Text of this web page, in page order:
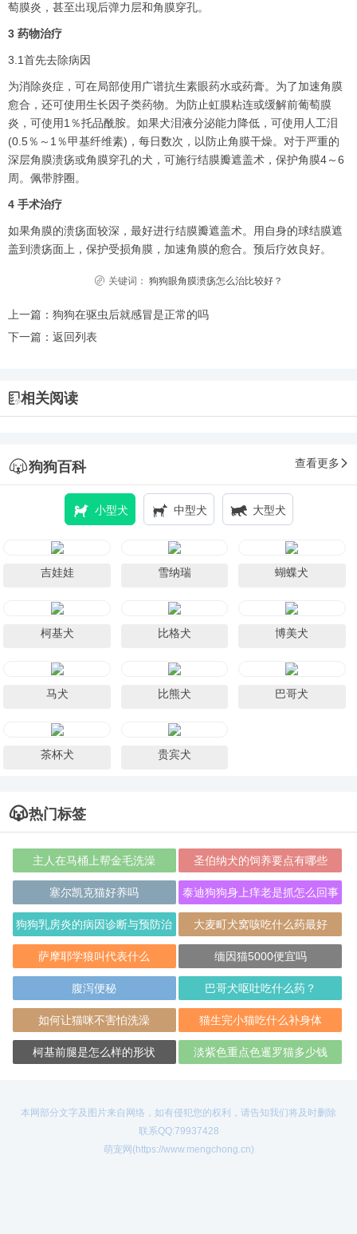
萄膜炎，甚至出现后弹力层和角膜穿孔。
3 药物治疗
3.1首先去除病因
为消除炎症，可在局部使用广谱抗生素眼药水或药膏。为了加速角膜
愈合，还可使用生长因子类药物。为防止虹膜粘连或缓解前葡萄膜
炎，可使用1％托品酰胺。如果犬泪液分泌能力降低，可使用人工泪
(0.5％～1％甲基纤维素)，每日数次，以防止角膜干燥。对于严重的
深层角膜溃疡或角膜穿孔的犬，可施行结膜瓣遮盖术，保护角膜4～6
周。佩带脖圈。
4 手术治疗
如果角膜的溃疡面较深，最好进行结膜瓣遮盖术。用自身的球结膜遮
盖到溃疡面上，保护受损角膜，加速角膜的愈合。预后疗效良好。
关键词： 狗狗眼角膜溃疡怎么治比较好？
上一篇： 狗狗在驱虫后就感冒是正常的吗
下一篇： 返回列表
相关阅读
狗狗百科 查看更多
小型犬 中型犬 大型犬
吉娃娃 雪纳瑞 蝴蝶犬
柯基犬 比格犬 博美犬
马犬 比熊犬 巴哥犬
茶杯犬 贵宾犬
热门标签
主人在马桶上帮金毛洗澡 圣伯纳犬的饲养要点有哪些
塞尔凯克猫好养吗 泰迪狗狗身上痒老是抓怎么回事
狗狗乳房炎的病因诊断与预防治
疗
大麦町犬窝咳吃什么药最好
萨摩耶学狼叫代表什么 缅因猫5000便宜吗
腹泻便秘 巴哥犬呕吐吃什么药？
如何让猫咪不害怕洗澡 猫生完小猫吃什么补身体
柯基前腿是怎么样的形状 淡紫色重点色暹罗猫多少钱
本网部分文字及图片来自网络，如有侵犯您的权利，请告知我们将及时删除
联系QQ:79937428
萌宠网(https://www.mengchong.cn)